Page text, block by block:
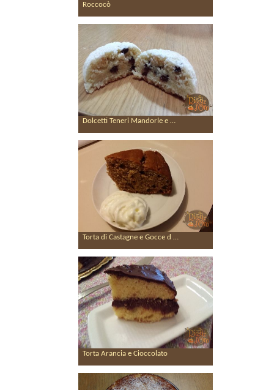
Roccocò
Dolcetti Teneri Mandorle e …
Torta di Castagne e Gocce d …
Torta Arancia e Cioccolato